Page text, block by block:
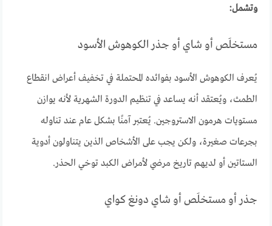
وتشمل:
مستخلَص أو شاي أو جذر الكوهوش الأسود
يُعرف الكوهوش الأسود بفوائده المحتملة في تخفيف أعراض انقطاع
الطمث، ويُعتقد أنه يساعد في تنظيم الدورة الشهرية لأنه يوازن
مستويات هرمون الاستروجين. يُعتبر آمنًا بشكل عام عند تناوله
بجرعات صغيرة، ولكن يجب على الأشخاص الذين يتناولون أدوية
الستاتين أو لديهم تاريخ مرضي لأمراض الكبد توخي الحذر.
جذر أو مستخلَص أو شاي دونغ كواي